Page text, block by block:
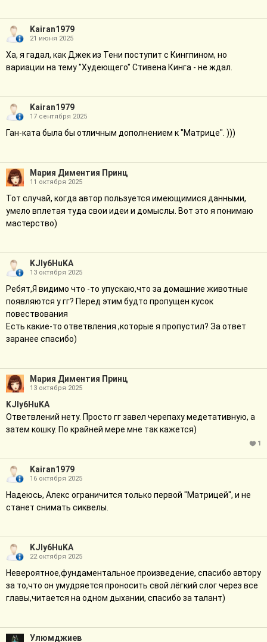
Kairan1979
21 июня 2025
Ха, я гадал, как Джек из Тени поступит с Кингпином, но
вариации на тему "Худеющего" Стивена Кинга - не ждал.
Kairan1979
17 сентября 2025
Ган-ката была бы отличным дополнением к "Матрице". )))
Мария Диментия Принц
11 октября 2025
Тот случай, когда автор пользуется имеющимися данными,
умело вплетая туда свои идеи и домыслы. Вот это я понимаю
мастерство)
KJIy6HuKA
13 октября 2025
Ребят,Я видимо что -то упускаю,что за домашние животные
появляются у гг? Перед этим будто пропущен кусок
повествования
Есть какие-то ответвления ,которые я пропустил? За ответ
заранее спасибо)
Мария Диментия Принц
13 октября 2025
KJIy6HuKA
Ответвлений нету. Просто гг завел черепаху медетативную, а
затем кошку. По крайней мере мне так кажется)
1
Kairan1979
16 октября 2025
Надеюсь, Алекс ограничится только первой "Матрицей", и не
станет снимать сиквелы.
KJIy6HuKA
22 октября 2025
Невероятное,фундаментальное произведение, спасибо автору
за то,что он умудряется проносить свой лёгкий слог через все
главы,читается на одном дыхании, спасибо за талант)
Улюмджиев